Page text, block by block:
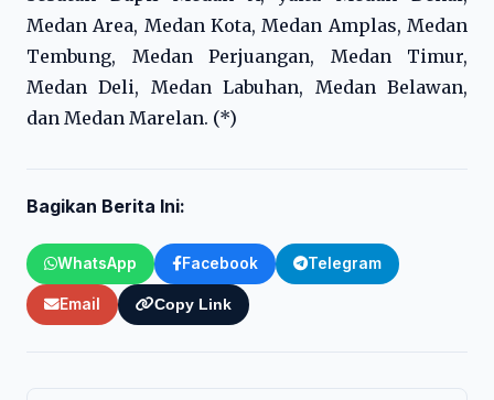
Medan Area, Medan Kota, Medan Amplas, Medan
Tembung, Medan Perjuangan, Medan Timur,
Medan Deli, Medan Labuhan, Medan Belawan,
dan Medan Marelan. (*)
Bagikan Berita Ini:
WhatsApp Facebook Telegram
Email Copy Link